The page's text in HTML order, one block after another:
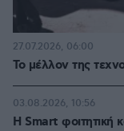
Το μέλλον της
27.07.2026, 06:00
Η Smart φοιτητική
03.08.2026, 10:56